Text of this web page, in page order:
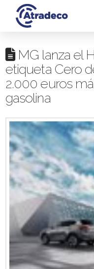
MG lanza el
etiqueta Cero
2.000 euros
gasolina